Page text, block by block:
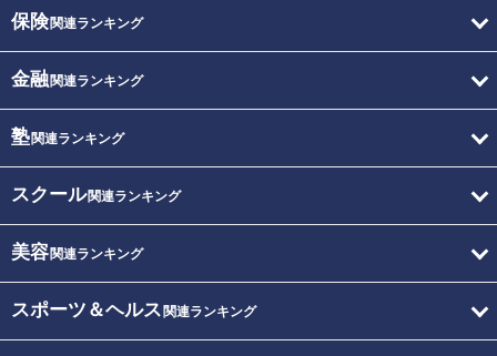
保険関連ランキング
金融関連ランキング
塾関連ランキング
スクール関連ランキング
美容関連ランキング
スポーツ＆ヘルス 関連ランキング